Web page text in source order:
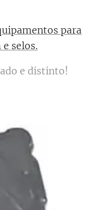
para
selos.
e distinto!